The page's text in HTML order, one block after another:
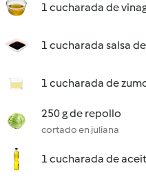
1 cucharada de
1 cucharada salsa
1 cucharada de
250 g de repollo
cortado en juliana
1 cucharada de